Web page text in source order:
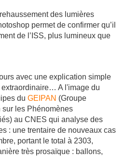
des lumières
permet de confirmer qu’il
de l’ISS, plus lumineux que
avec une explication simple
extraordinaire… A l'image du
du GEIPAN (Groupe
sur les Phénomènes
au CNES qui analyse des
: une trentaire de nouveaux cas
portant le total à 2303,
très prosaïque : ballons,